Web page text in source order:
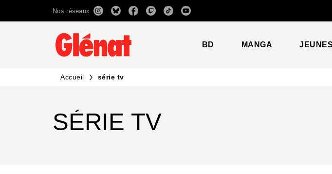
RECHERCHE CONTENU
Nos réseaux
BD MANGA
Accueil série tv
SÉRIE TV